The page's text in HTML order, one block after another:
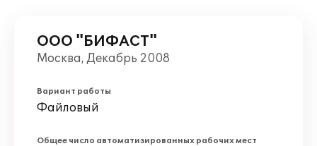
ООО "БИФАСТ"
Москва, Декабрь 2008
Вариант работы
Файловый
Общее число автоматизированных рабочих мест